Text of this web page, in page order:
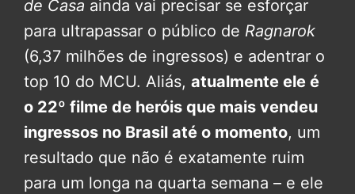
de Casa ainda vai precisar se esforçar
para ultrapassar o público de Ragnarok
(6,37 milhões de ingressos) e adentrar o
top 10 do MCU. Aliás, atualmente ele é
o 22º filme de heróis que mais vendeu
ingressos no Brasil até o momento, um
resultado que não é exatamente ruim
para um longa na quarta semana – e ele